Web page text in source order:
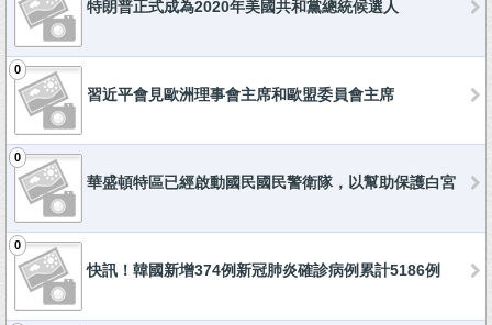
特朗普正式成為2020年美國共和黨總統候選人
0
習近平會見歐洲理事會主席和歐盟委員會主席
0
華盛頓特區已經啟動國民國民警衛隊，以幫助保護白宮
0
快訊！韓國新增374例新冠肺炎確診病例累計5186例